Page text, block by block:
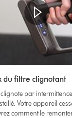
du filtre clignotant
par
Votre appareil
comment le